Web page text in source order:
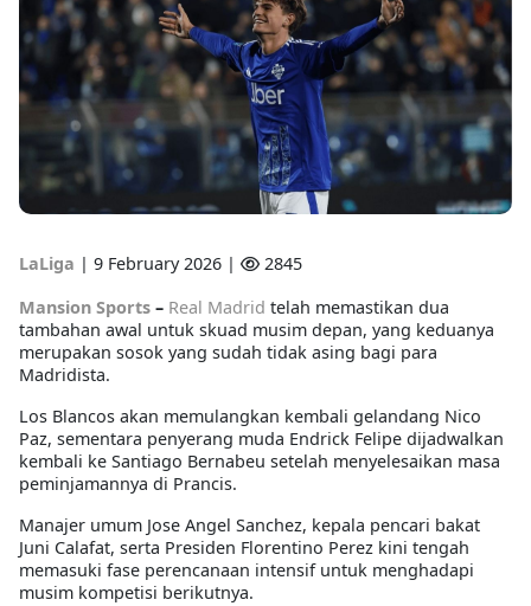
LaLiga | 9 February 2026 |
2845
Mansion Sports – Real Madrid telah memastikan dua
tambahan awal untuk skuad musim depan, yang keduanya
merupakan sosok yang sudah tidak asing bagi para
Madridista.
Los Blancos akan memulangkan kembali gelandang Nico
Paz, sementara penyerang muda Endrick Felipe dijadwalkan
kembali ke Santiago Bernabeu setelah menyelesaikan masa
peminjamannya di Prancis.
Manajer umum Jose Angel Sanchez, kepala pencari bakat
Juni Calafat, serta Presiden Florentino Perez kini tengah
memasuki fase perencanaan intensif untuk menghadapi
musim kompetisi berikutnya.